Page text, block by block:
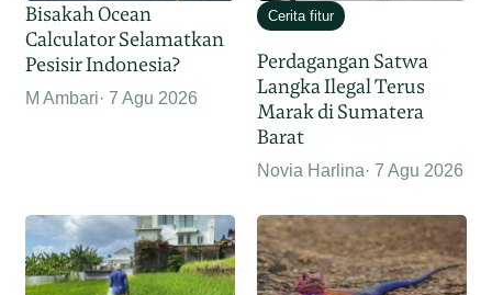
Bisakah Ocean
Calculator Selamatkan
Pesisir Indonesia?
M Ambari 7 Agu 2026
Cerita fitur
Perdagangan Satwa
Langka Ilegal Terus
Marak di Sumatera
Barat
Novia Harlina 7 Agu 2026